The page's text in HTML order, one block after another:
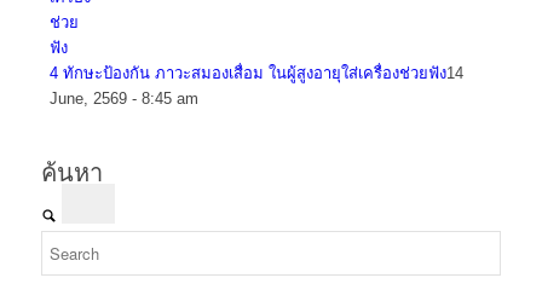
4 ทักษะป้องกัน ภาวะสมองเสื่อม ในผู้สูงอายุใส่เครื่องช่วยฟัง14
June, 2569 - 8:45 am
ค้นหา